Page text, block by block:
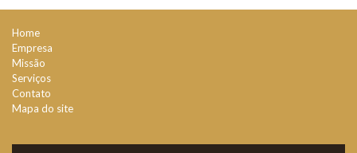
Home
Empresa
Missão
Serviços
Contato
Mapa do site